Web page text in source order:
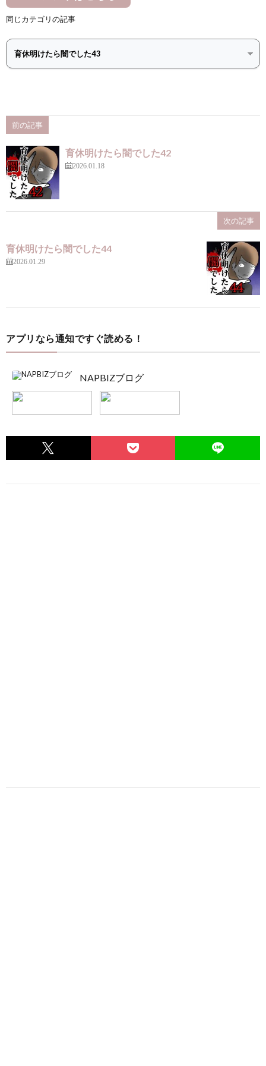
同じカテゴリの記事
前の記事
育休明けたら闇でした42
2026.01.18
次の記事
育休明けたら闇でした44
2026.01.29
アプリなら通知ですぐ読める！
NAPBIZブログ